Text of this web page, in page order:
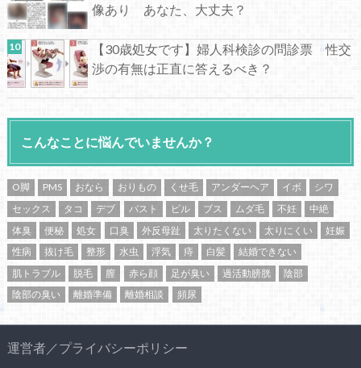
像あり あなた、大丈夫？
【30歳処女です】婦人科検診の問診票 性交
渉の有無は正直に答えるべき？
こんなことに悩んでいませんか？
O脚 PMS おなら おりもの くせ毛 アンダーヘア イボ
シワ
セックス
タコ デブ バスト ピル ブス ムダ毛 不妊
中絶
体臭
便秘 処女 口臭 外反母趾 太りたくない 太りにくい
妊娠
性病
抜け毛 整形 水虫 浮気 痔 白髪
結婚できない
肌トラブル
脱毛 膣 赤ら顔 足が臭い 過活動膀胱
陰部
陰部の臭い
離婚準備 離婚相談 頻尿
運営者／プライバシーポリシー